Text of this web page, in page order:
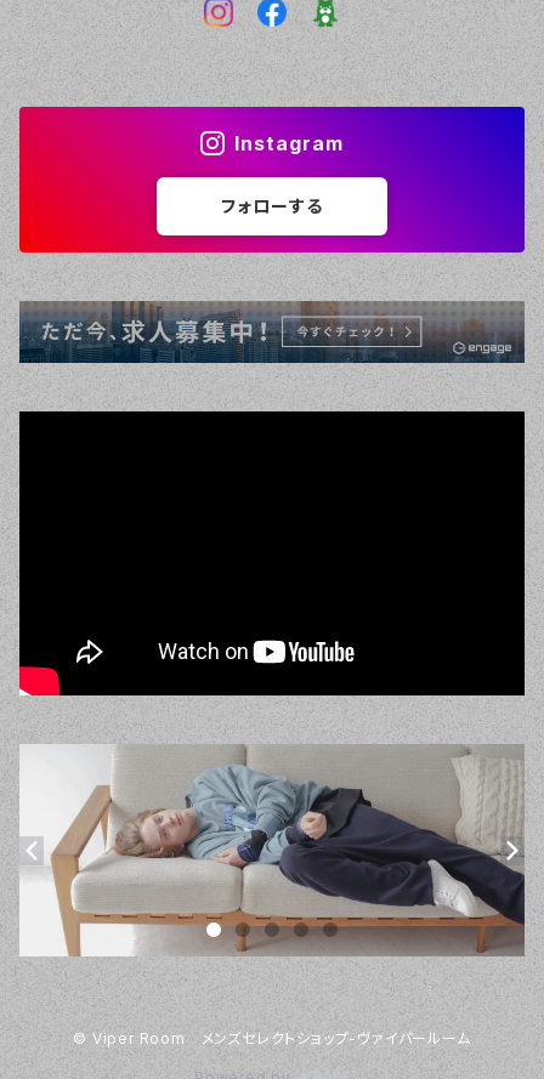
Instagram
フォローする
© Viper Room メンズセレクトショップ-ヴァイパールーム